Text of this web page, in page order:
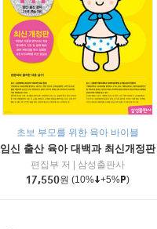
초보 부모를 위한 육아 바이블
임신 출산 육아 대백과 최신개정판
편집부 저
삼성출판사
17,550원 (10% +5% )